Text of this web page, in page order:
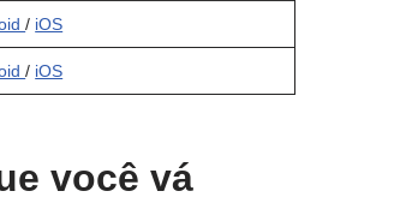
/ iOS
/ iOS
você vá